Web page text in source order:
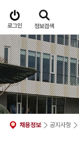
로그인 정보검색
채용정보 공지사항